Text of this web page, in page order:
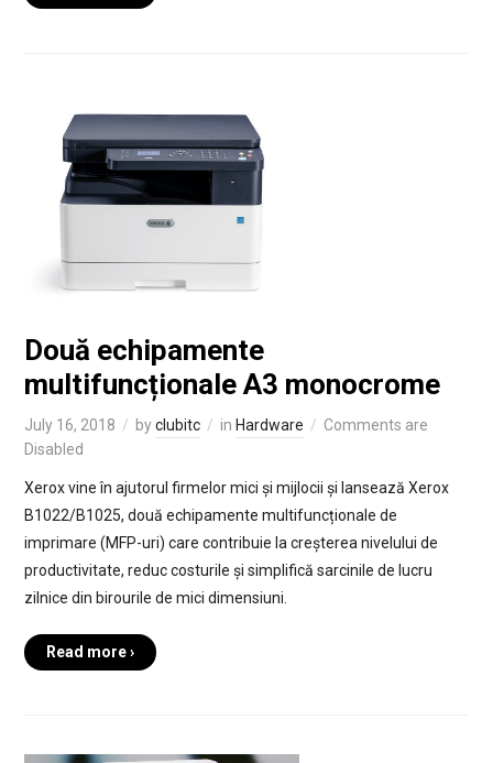
Două echipamente
multifuncționale A3 monocrome
July 16, 2018 byclubitc in Hardware
Comments are
Disabled
Xerox vine în ajutorul firmelor mici și mijlocii și lansează Xerox
B1022/B1025, două echipamente multifuncționale de
imprimare (MFP-uri) care contribuie la creșterea nivelului de
productivitate, reduc costurile și simplifică sarcinile de lucru
zilnice din birourile de mici dimensiuni.
Read more ›